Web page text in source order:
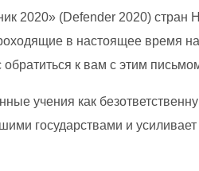
2020» (Defender 2020) стран
в настоящее время
к вам с этим
учения как
государствами и